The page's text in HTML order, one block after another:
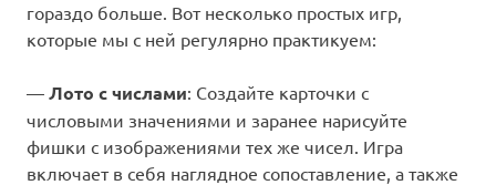
гораздо больше. Вот несколько простых игр,
которые мы с ней регулярно практикуем:
— Лото с числами: Создайте карточки с
числовыми значениями и заранее нарисуйте
фишки с изображениями тех же чисел. Игра
включает в себя наглядное сопоставление, а также